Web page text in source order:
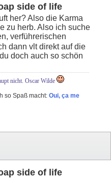
side of life
her? Also die Karma
zu herb. Also ich suche
verführerischen
dann vlt direkt auf die
doch auch so schön
nicht. Oscar Wilde
so Spaß macht: Oui, ça me
side of life